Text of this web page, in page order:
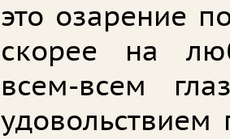
это озарение
скорее на
всем-всем
удовольствием